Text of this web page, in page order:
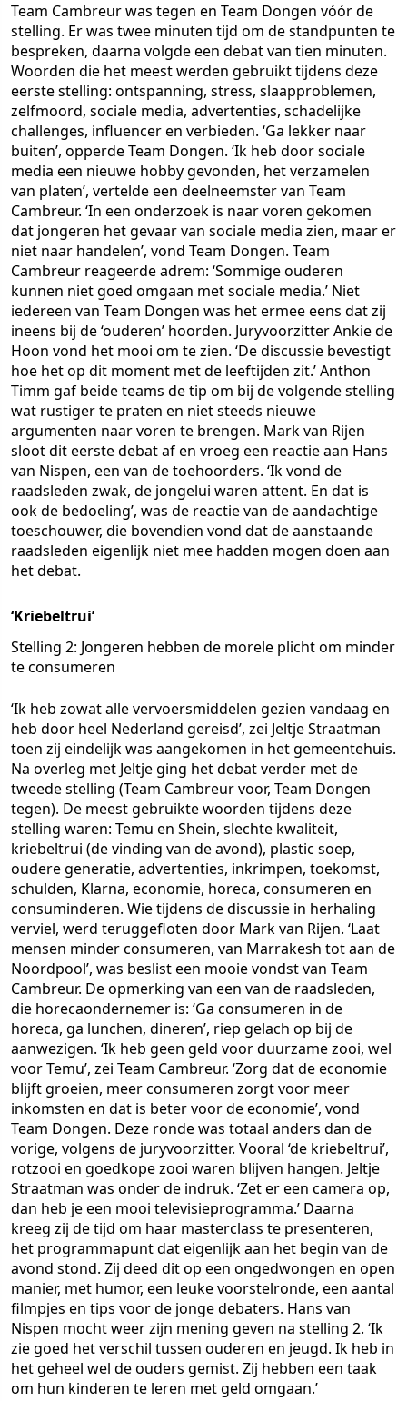
Team Cambreur was tegen en Team Dongen vóór de
stelling. Er was twee minuten tijd om de standpunten te
bespreken, daarna volgde een debat van tien minuten.
Woorden die het meest werden gebruikt tijdens deze
eerste stelling: ontspanning, stress, slaapproblemen,
zelfmoord, sociale media, advertenties, schadelijke
challenges, influencer en verbieden. ‘Ga lekker naar
buiten’, opperde Team Dongen. ‘Ik heb door sociale
media een nieuwe hobby gevonden, het verzamelen
van platen’, vertelde een deelneemster van Team
Cambreur. ‘In een onderzoek is naar voren gekomen
dat jongeren het gevaar van sociale media zien, maar er
niet naar handelen’, vond Team Dongen. Team
Cambreur reageerde adrem: ‘Sommige ouderen
kunnen niet goed omgaan met sociale media.’ Niet
iedereen van Team Dongen was het ermee eens dat zij
ineens bij de ‘ouderen’ hoorden. Juryvoorzitter Ankie de
Hoon vond het mooi om te zien. ‘De discussie bevestigt
hoe het op dit moment met de leeftijden zit.’ Anthon
Timm gaf beide teams de tip om bij de volgende stelling
wat rustiger te praten en niet steeds nieuwe
argumenten naar voren te brengen. Mark van Rijen
sloot dit eerste debat af en vroeg een reactie aan Hans
van Nispen, een van de toehoorders. ‘Ik vond de
raadsleden zwak, de jongelui waren attent. En dat is
ook de bedoeling’, was de reactie van de aandachtige
toeschouwer, die bovendien vond dat de aanstaande
raadsleden eigenlijk niet mee hadden mogen doen aan
het debat.
‘Kriebeltrui’
Stelling 2: Jongeren hebben de morele plicht om minder
te consumeren
‘Ik heb zowat alle vervoersmiddelen gezien vandaag en
heb door heel Nederland gereisd’, zei Jeltje Straatman
toen zij eindelijk was aangekomen in het gemeentehuis.
Na overleg met Jeltje ging het debat verder met de
tweede stelling (Team Cambreur voor, Team Dongen
tegen). De meest gebruikte woorden tijdens deze
stelling waren: Temu en Shein, slechte kwaliteit,
kriebeltrui (de vinding van de avond), plastic soep,
oudere generatie, advertenties, inkrimpen, toekomst,
schulden, Klarna, economie, horeca, consumeren en
consuminderen. Wie tijdens de discussie in herhaling
verviel, werd teruggefloten door Mark van Rijen. ‘Laat
mensen minder consumeren, van Marrakesh tot aan de
Noordpool’, was beslist een mooie vondst van Team
Cambreur. De opmerking van een van de raadsleden,
die horecaondernemer is: ‘Ga consumeren in de
horeca, ga lunchen, dineren’, riep gelach op bij de
aanwezigen. ‘Ik heb geen geld voor duurzame zooi, wel
voor Temu’, zei Team Cambreur. ‘Zorg dat de economie
blijft groeien, meer consumeren zorgt voor meer
inkomsten en dat is beter voor de economie’, vond
Team Dongen. Deze ronde was totaal anders dan de
vorige, volgens de juryvoorzitter. Vooral ‘de kriebeltrui’,
rotzooi en goedkope zooi waren blijven hangen. Jeltje
Straatman was onder de indruk. ‘Zet er een camera op,
dan heb je een mooi televisieprogramma.’ Daarna
kreeg zij de tijd om haar masterclass te presenteren,
het programmapunt dat eigenlijk aan het begin van de
avond stond. Zij deed dit op een ongedwongen en open
manier, met humor, een leuke voorstelronde, een aantal
filmpjes en tips voor de jonge debaters. Hans van
Nispen mocht weer zijn mening geven na stelling 2. ‘Ik
zie goed het verschil tussen ouderen en jeugd. Ik heb in
het geheel wel de ouders gemist. Zij hebben een taak
om hun kinderen te leren met geld omgaan.’